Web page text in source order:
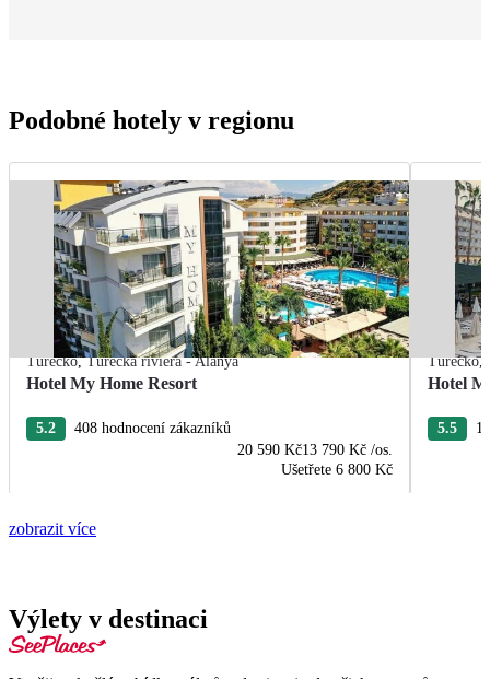
Podobné hotely v regionu
Turecko,Turecká riviéra - Alanya
Hotel My Home Resort
5.2
408 hodnocení zákazníků
20 590 Kč13 790 Kč /os.
Ušetřete 6 800 Kč
Turecko,
Hotel
5.5
zobrazit více
Výlety v destinaci